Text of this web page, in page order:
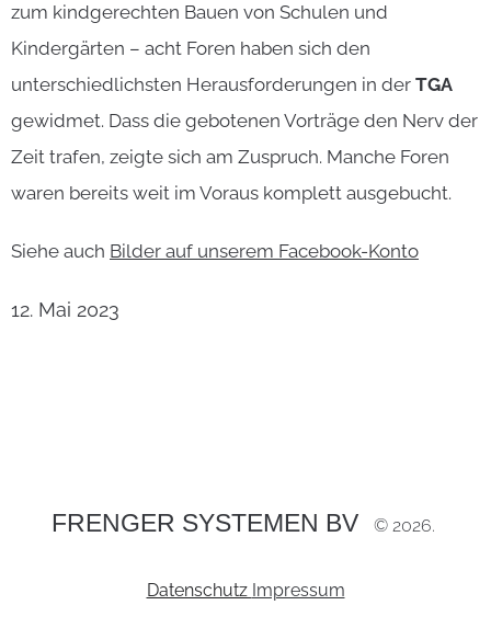
zum kindgerechten Bauen von Schulen und
Kindergärten – acht Foren haben sich den
unterschiedlichsten Herausforderungen in der TGA
gewidmet. Dass die gebotenen Vorträge den Nerv der
Zeit trafen, zeigte sich am Zuspruch. Manche Foren
waren bereits weit im Voraus komplett ausgebucht.
Siehe auch Bilder auf unserem Facebook-Konto
12. Mai 2023
FRENGER SYSTEMEN BV © 2026
Datenschutz Impressum